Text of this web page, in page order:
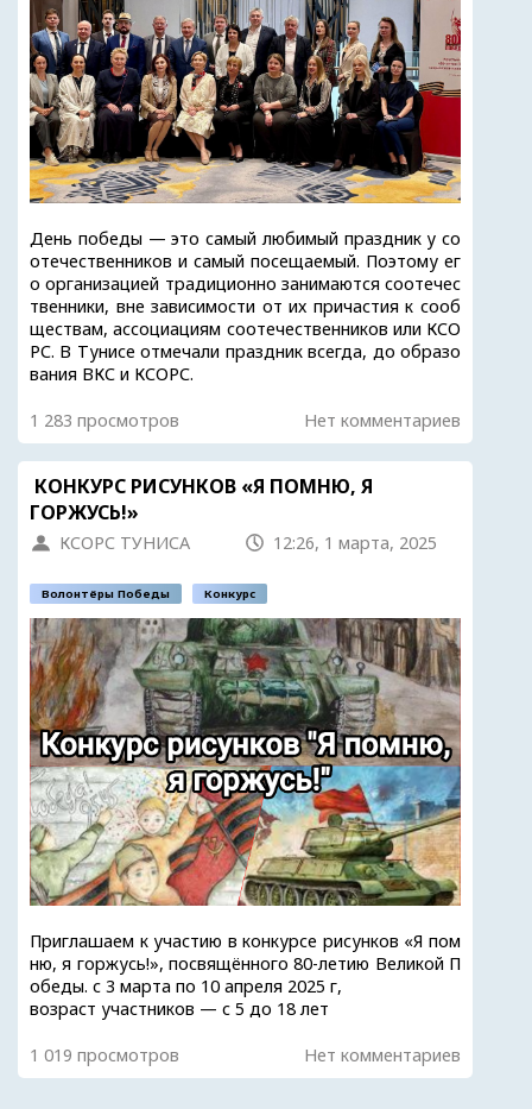
День победы — это самый любимый праздник у со
отечественников и самый посещаемый. Поэтому ег
о организацией традиционно занимаются соотечес
твенники, вне зависимости от их причастия к сооб
ществам, ассоциациям соотечественников или КСО
РС. В Тунисе отмечали праздник всегда, до образо
вания ВКС и КСОРС.
1 283 просмотров Нет комментариев
КОНКУРС РИСУНКОВ «Я ПОМНЮ, Я
ГОРЖУСЬ!»
КСОРС ТУНИСА 12:26, 1 марта, 2025
Волонтёры Победы Конкурс
Приглашаем к участию в конкурсе рисунков «Я пом
ню, я горжусь!», посвящённого 80-летию Великой П
обеды. с 3 марта по 10 апреля 2025 г,
возраст участников — с 5 до 18 лет
1 019 просмотров Нет комментариев